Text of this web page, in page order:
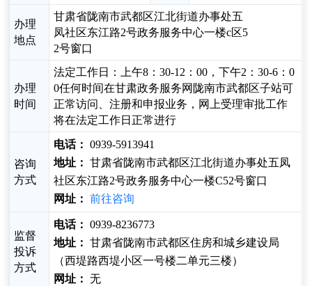
办理
地点
甘肃省陇南市武都区江北街道办事处五
凤社区东江路2号政务服务中心一楼c区5
2号窗口
办理
时间
法定工作日：上午8：30-12：00，下午2：30-6：0
0任何时间在甘肃政务服务网陇南市武都区子站可
正常访问、注册和申报业务，网上受理审批工作
将在法定工作日正常进行
咨询
方式
电话： 0939-5913941
地址： 甘肃省陇南市武都区江北街道办事处五凤
社区东江路2号政务服务中心一楼C52号窗口
网址： 前往咨询
监督
投诉
方式
电话： 0939-8236773
地址： 甘肃省陇南市武都区住房和城乡建设局
（西堤路西堤小区一号楼二单元三楼）
网址： 无